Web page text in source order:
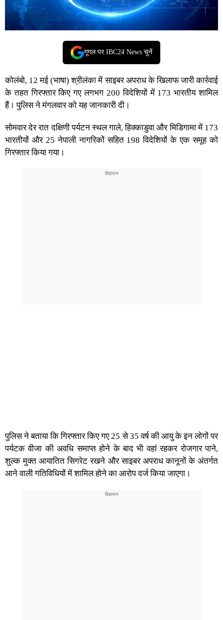
गूगल पर IBC24 News चुनें
कोलंबो, 12 मई (भाषा) श्रीलंका में साइबर अपराध के खिलाफ जारी कार्रवाई
के तहत गिरफ्तार किए गए लगभग 200 विदेशियों में 173 भारतीय शामिल
हैं। पुलिस ने मंगलवार को यह जानकारी दी।
सोमवार देर रात दक्षिणी पर्यटन स्थल गाले, हिक्काडुवा और मिडिगामा में 173
भारतीयों और 25 नेपाली नागरिकों सहित 198 विदेशियों के एक समूह को
गिरफ्तार किया गया।
पुलिस ने बताया कि गिरफ्तार किए गए 25 से 35 वर्ष की आयु के इन लोगों पर
पर्यटक वीजा की अवधि समाप्त होने के बाद भी वहां रहकर रोजगार पाने,
शुल्क मुक्त आयातित सिगरेट रखने और साइबर अपराध कानूनों के अंतर्गत
आने वाली गतिविधियों में शामिल होने का आरोप दर्ज किया जाएगा।